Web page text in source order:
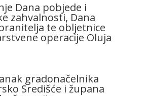
Dana pobjede i
zahvalnosti, Dana
te obljetnice
operacije Oluja
gradonačelnika
Središće i župana